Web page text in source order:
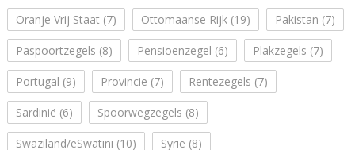
Oranje Vrij Staat (7) Ottomaanse Rijk(19) Pakistan (7)
Paspoortzegels (8) Pensioenzegel (6) Plakzegels (7)
Portugal (9) Provincie (7) Rentezegels (7)
Sardinië (6) Spoorwegzegels (8)
Swaziland/eSwatini (10) Syrië (8)